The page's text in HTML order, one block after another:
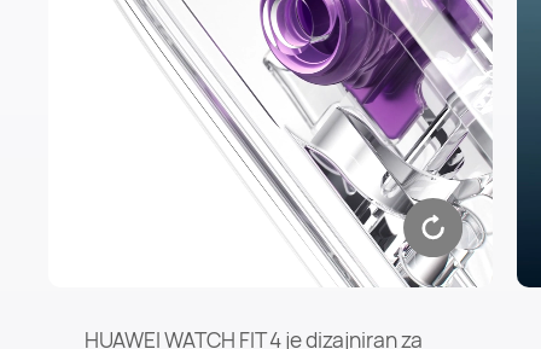
HUAWEI WATCH FIT 4 je dizajniran za